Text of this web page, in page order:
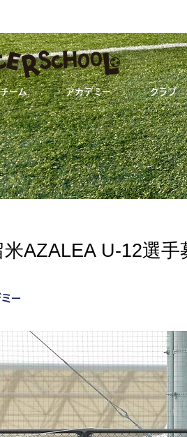
ーム アカデミー クラブ
年度 久留米AZALEA U-12選手募集開
トップチーム
AZALEA U-12選
ー